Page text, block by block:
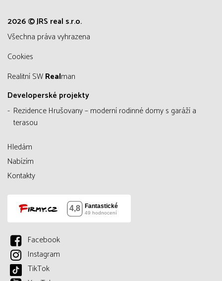
2026 © JRS real s.r.o.
všechna práva vyhrazena
Cookies
Realitní SWRealman
Developerské projekty
Rezidence Hrušovany – moderní rodinné domy s garáží a
terasou
Hledám
Nabízím
Kontakty
Facebook
Instagram
TikTok